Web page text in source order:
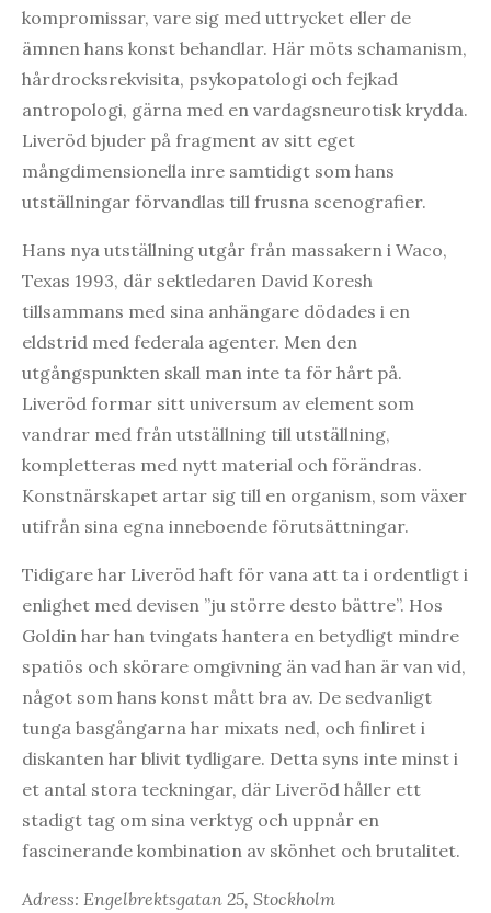
kompromissar, vare sig med uttrycket eller de
ämnen hans konst behandlar. Här möts schamanism,
hårdrocksrekvisita, psykopatologi och fejkad
antropologi, gärna med en vardagsneurotisk krydda.
Liveröd bjuder på fragment av sitt eget
mångdimensionella inre samtidigt som hans
utställningar förvandlas till frusna scenografier.
Hans nya utställning utgår från massakern i Waco,
Texas 1993, där sektledaren David Koresh
tillsammans med sina anhängare dödades i en
eldstrid med federala agenter. Men den
utgångspunkten skall man inte ta för hårt på.
Liveröd formar sitt universum av element som
vandrar med från utställning till utställning,
kompletteras med nytt material och förändras.
Konstnärskapet artar sig till en organism, som växer
utifrån sina egna inneboende förutsättningar.
Tidigare har Liveröd haft för vana att ta i ordentligt i
enlighet med devisen ”ju större desto bättre”. Hos
Goldin har han tvingats hantera en betydligt mindre
spatiös och skörare omgivning än vad han är van vid,
något som hans konst mått bra av. De sedvanligt
tunga basgångarna har mixats ned, och finliret i
diskanten har blivit tydligare. Detta syns inte minst i
et antal stora teckningar, där Liveröd håller ett
stadigt tag om sina verktyg och uppnår en
fascinerande kombination av skönhet och brutalitet.
Adress: Engelbrektsgatan 25, Stockholm